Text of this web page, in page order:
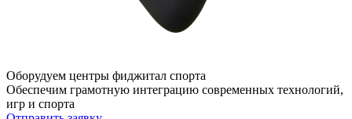
Оборудуем центры фиджитал спорта
Обеспечим грамотную интеграцию современных технологий,
игр и спорта